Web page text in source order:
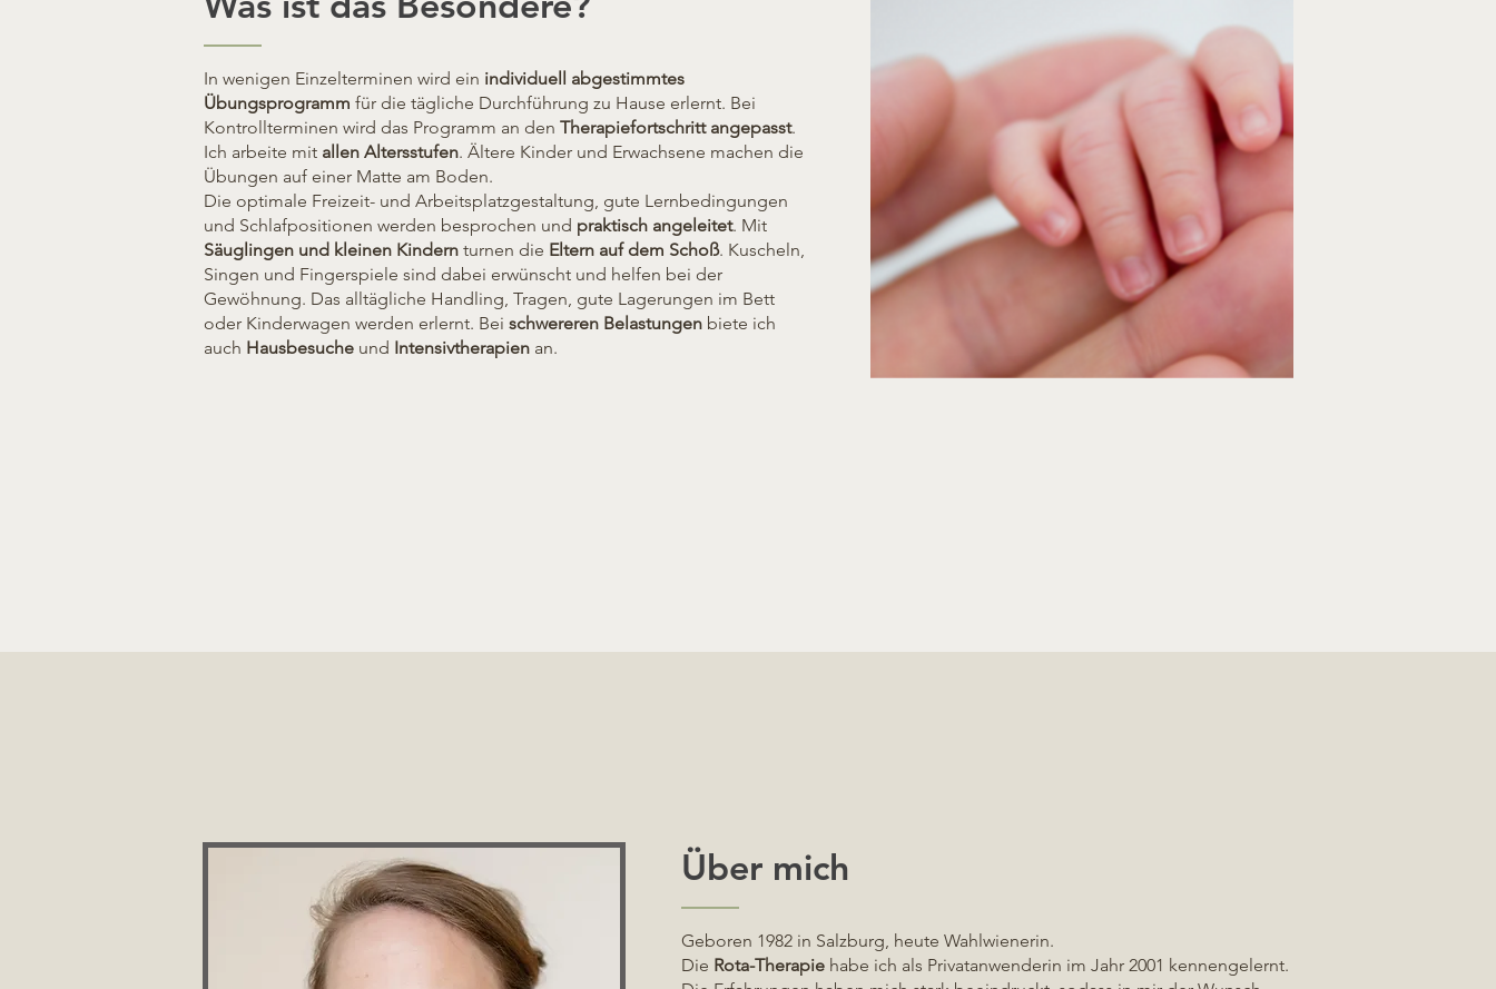
In wenigen Einzelterminen wird ein individuell abgestimmtes
Übungsprogramm für die tägliche Durchführung zu Hause erlernt. Bei
Kontrollterminen wird das Programm an den Therapiefortschritt angepasst.
Ich arbeite mit allen Altersstufen. Ältere Kinder und Erwachsene machen die
Übungen auf einer Matte am Boden.
Die optimale Freizeit- und Arbeitsplatzgestaltung, gute Lernbedingungen
und Schlafpositionen werden besprochen und praktisch angeleitet. Mit
Säuglingen und kleinen Kindern turnen die Eltern auf dem Schoß. Kuscheln,
Singen und Fingerspiele sind dabei erwünscht und helfen bei der
Gewöhnung. Das alltägliche Handling, Tragen, gute Lagerungen im Bett
oder Kinderwagen werden erlernt. Bei schwereren Belastungen biete ich
auch Hausbesuche und Intensivtherapien an.
Über mich
Geboren 1982 in Salzburg, heute Wahlwienerin.
Die Rota-Therapie habe ich als Privatanwenderin im Jahr 2001 kennengelernt.